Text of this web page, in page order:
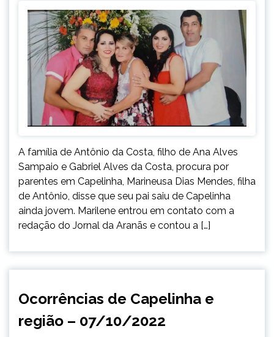
A família de Antônio da Costa, filho de Ana Alves
Sampaio e Gabriel Alves da Costa, procura por
parentes em Capelinha, Marineusa Dias Mendes, filha
de Antônio, disse que seu pai saiu de Capelinha
ainda jovem. Marilene entrou em contato com a
redação do Jornal da Aranãs e contou a […]
NOTÍCIAS
Ocorrências de Capelinha e
região – 07/10/2022